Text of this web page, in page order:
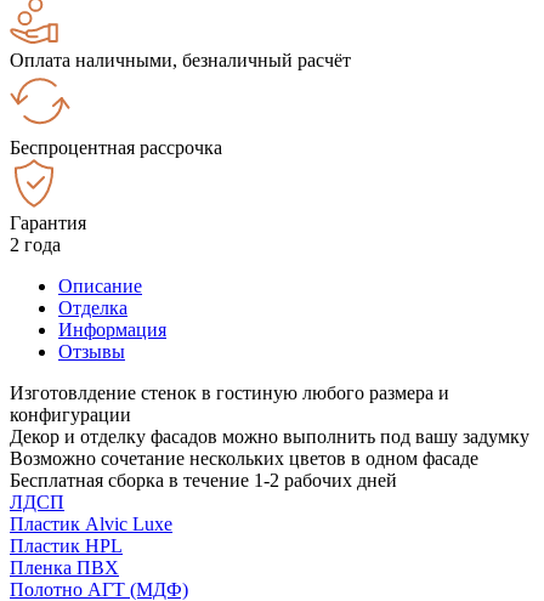
Оплата наличными, безналичный расчёт
Беспроцентная рассрочка
Гарантия
2 года
Описание
Отделка
Информация
Отзывы
Изготовлдение стенок в гостиную любого размера и
конфигурации
Декор и отделку фасадов можно выполнить под вашу задумку
Возможно сочетание нескольких цветов в одном фасаде
Бесплатная сборка в течение 1-2 рабочих дней
ЛДСП
Пластик Alvic Luxe
Пластик HPL
Пленка ПВХ
Полотно АГТ (МДФ)